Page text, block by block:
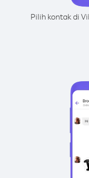
Pilih kontak di